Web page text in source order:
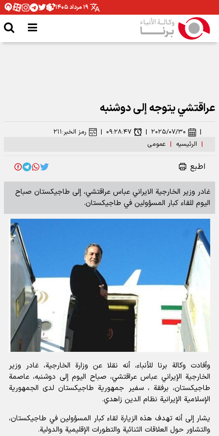
۱۹ مرداد ۱۴۰۵
عراقتشي يتوجه إلى دوشنبه
| الرئیسیه | عمومی
| ۲۰۲۵/۰۷/۳۰ | ۰۹:۲۸:۴۷ | رمز الخبر:۲۱۱
اطبع
غادر وزير الخارجية الايراني عباس عراقتشي، إلى طاجيكستان صباح
اليوم للقاء كبار المسؤولين في طاجيكستان.
وأفادت وكالة برنا للأنباء، أنه نقلا عن وزارة الخارجية، غادر وزير
الخارجية الإيراني عباس عراقتشي، صباح اليوم إلى دوشنبه، عاصمة
طاجيكستان، برفقة ، سفير جمهورية طاجيكستان لدى الجمهورية
الإسلامية الإيرانية نظام الدين زاهدي.
يشار إلى أنه تهدف هذه الزيارة لقاء كبار المسؤولين في طاجيكستان،
والتشاور حول العلاقات الثنائية والتطورات الإقليمية والدولية.